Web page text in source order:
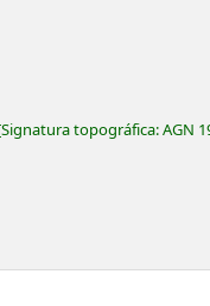
Signatura topográfica:AGN